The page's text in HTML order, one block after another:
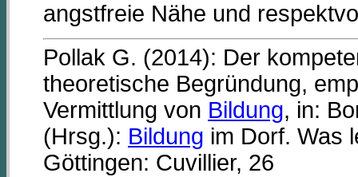
angstfreie Nähe und
Pollak G. (2014): Der
theoretische Begründung,
Vermittlung von Bildung, in:
(Hrsg.): Bildung im Dorf. Was
Göttingen: Cuvillier, 26